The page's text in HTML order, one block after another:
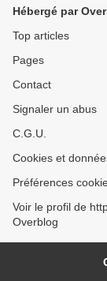
Hébergé par
Top articles
Pages
Contact
Signaler un abus
C.G.U.
Cookies et
Préférences
Voir le profil de
Overblog